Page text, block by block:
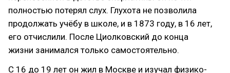
полностью потерял слух. Глухота не позволила
продолжать учёбу в школе, и в 1873 году, в 16 лет,
его отчислили. После Циолковский до конца
жизни занимался только самостоятельно.
С 16 до 19 лет он жил в Москве и изучал физико-